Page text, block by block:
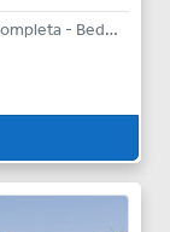
All Inclusive - Pensione Completa - Bed & Breakfast